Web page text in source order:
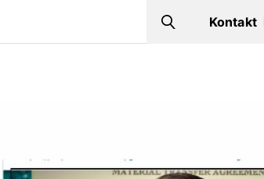
Search
Kontakt